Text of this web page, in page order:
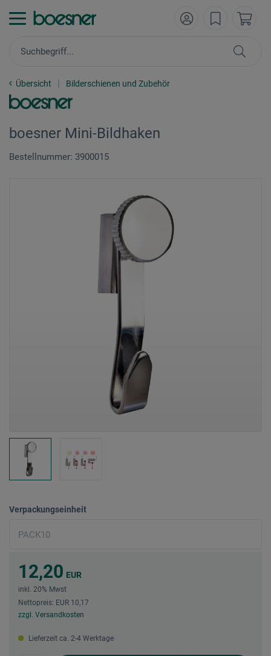
Übersicht Bilderschienen und Zubehör
boesner Mini-Bildhaken
Bestellnummer: 3900015
Verpackungseinheit
12,20 EUR
inkl. 20% Mwst
Nettopreis: EUR 10,17
zzgl. Versandkosten
Lieferzeit ca. 2-4 Werktage